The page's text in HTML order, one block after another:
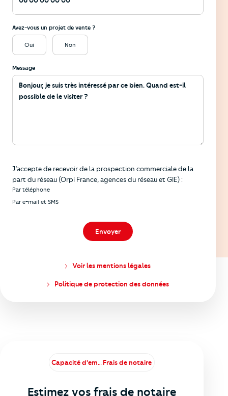
Avez-vous un projet de vente ?
Oui Non
Message
J’accepte de recevoir de la prospection commerciale de la
part du réseau (Orpi France, agences du réseau et GIE) :
Par téléphone
Par e-mail et SMS
Envoyer
Voir les mentions légales
Politique de protection des données
Capacité d'empruntFrais de notaire
Estimez vos frais de notaire